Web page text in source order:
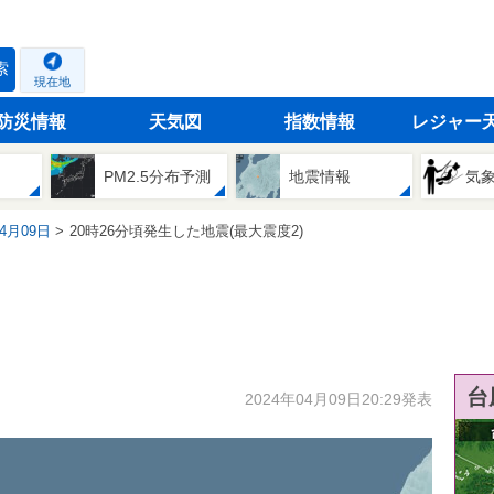
現在地
災情報 天気図 指数情報 レジャー
PM2.5分布予測 地震情報 気
月09日 20時26分頃発生した地震(最大震度2)
2024年04月09日20:29発表